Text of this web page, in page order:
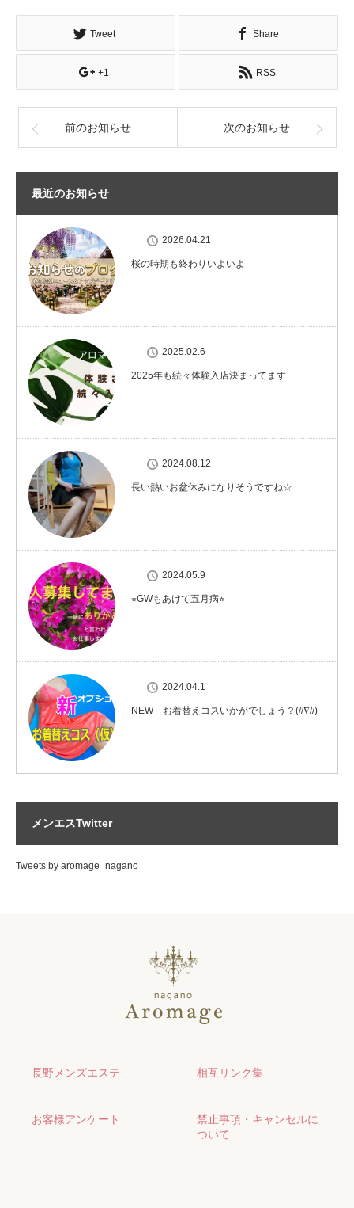
Tweet Share
+1 RSS
前のお知らせ 次のお知らせ
最近のお知らせ
2026.04.21
桜の時期も終わりいよいよ
2025.02.6
2025年も続々体験入店決まってます
2024.08.12
長い熱いお盆休みになりそうですね☆
2024.05.9
⭐︎GWもあけて五月病⭐︎
2024.04.1
NEW お着替えコスいかがでしょう？(//∇//)
メンエスTwitter
Tweets by aromage_nagano
長野メンズエステ 相互リンク集
お客様アンケート
禁止事項・キャンセルに
ついて